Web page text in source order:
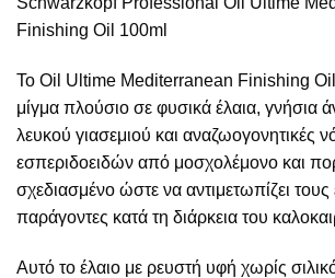
Finishing Oil 100ml
Το Oil Ultime Mediterranean Finishing
μίγμα πλούσιο σε φυσικά έλαια, γνήσια
λευκού γιασεμιού και αναζωογονητικές
εσπεριδοειδών από μοσχολέμονο και
σχεδιασμένο ώστε να αντιμετωπίζει τους
παράγοντες κατά τη διάρκεια του
Αυτό το έλαιο με ρευστή υφή χωρίς